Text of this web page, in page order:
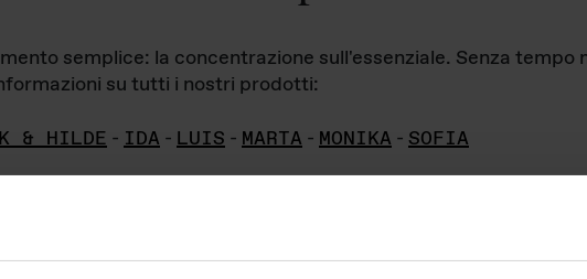
semplice: la concentrazione sull'essenziale. Senza
su tutti i nostri prodotti:
& HILDE - IDA - LUIS - MARTA - MONIKA - SOFIA